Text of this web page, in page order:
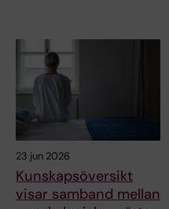
23 jun 2026
Kunskapsöversikt
visar samband mellan